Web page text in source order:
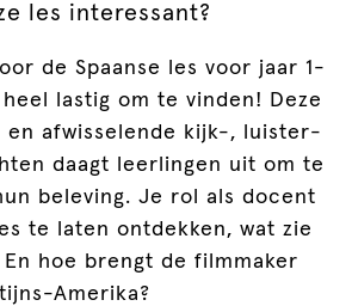
les interessant?
de Spaanse les voor jaar 1-
lastig om te vinden! Deze
en afwisselende kijk-, luister-
daagt leerlingen uit om te
beleving. Je rol als docent
te laten ontdekken, wat zie
hoe brengt de filmmaker
Amerika?